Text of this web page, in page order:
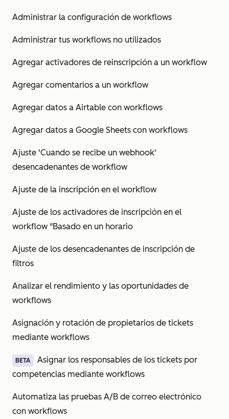
Administrar la configuración de workflows
Administrar tus workflows no utilizados
Agregar activadores de reinscripción a un workflow
Agregar comentarios a un workflow
Agregar datos a Airtable con workflows
Agregar datos a Google Sheets con workflows
Ajuste 'Cuando se recibe un webhook'
desencadenantes de workflow
Ajuste de la inscripción en el workflow
Ajuste de los activadores de inscripción en el
workflow "Basado en un horario
Ajuste de los desencadenantes de inscripción de
filtros
Analizar el rendimiento y las oportunidades de
workflows
Asignación y rotación de propietarios de tickets
mediante workflows
BETA
Asignar los responsables de los tickets por
competencias mediante workflows
Automatiza las pruebas A/B de correo electrónico
con workflows